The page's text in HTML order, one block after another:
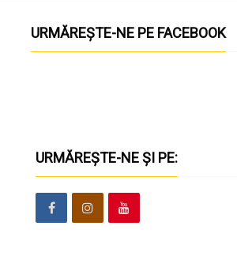
URMĂREȘTE-NE PE FACEBOOK
URMĂREȘTE-NE ȘI PE: